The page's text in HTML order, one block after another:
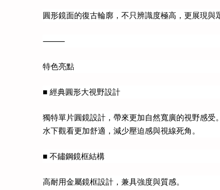
圓形鏡面的復古輪廓，不只辨識度極高，更展現與
⸻
特色亮點
■ 經典圓形大視野設計
獨特單片圓鏡設計，帶來更加自然寬廣的視野感受。
水下觀看更加舒適，減少壓迫感與視線死角。
■ 不鏽鋼鏡框結構
高耐用金屬鏡框設計，兼具強度與質感。